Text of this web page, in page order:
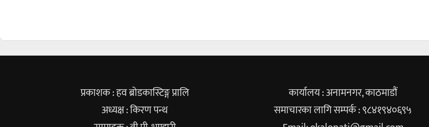
प्रकाशक : हव ब्रोडकास्टिङ्ग प्रालि
अध्यक्ष : किरण पन्थ
कार्यालय : अनामनगर, काठमाडौं
समाचारका लागि सम्पर्क : ९८४१९४०६९५